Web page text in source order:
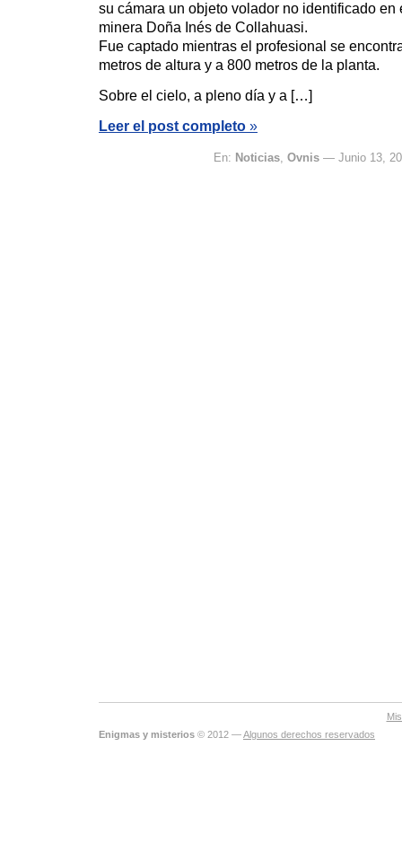
su cámara un objeto volador no identificado en
minera Doña Inés de Collahuasi.
Fue captado mientras el profesional se
metros de altura y a 800 metros de la planta.
Sobre el cielo, a pleno día y a […]
Leer el post completo »
En: Noticias, Ovnis — Junio 13,
Enigmas y misterios © 2012 —Algunos derechos reservados